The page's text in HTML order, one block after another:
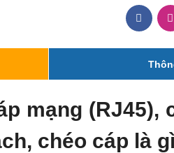
mạng (RJ45),
chéo cáp là